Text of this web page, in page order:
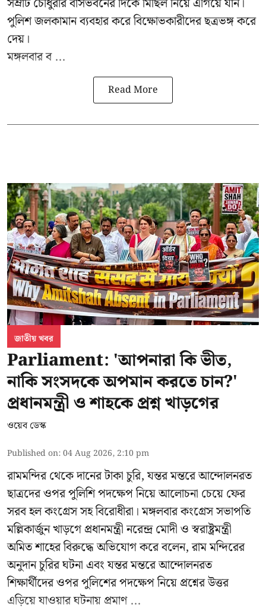
পুলিশ জলকামান ব্যবহার করে বিক্ষোভকারীদের ছত্রভঙ্গ করে
দেয়।
মঙ্গলবার ব ...
Read More
জাতীয় খবর
Parliament: 'আপনারা কি ভীত,
নাকি সংসদকে অপমান করতে চান?'
প্রধানমন্ত্রী ও শাহকে প্রশ্ন খাড়গের
ওয়েব ডেস্ক
Published on:04 Aug 2026, 2:10 pm
রামমন্দির থেকে দানের টাকা চুরি, যন্তর মন্তরে আন্দোলনরত
ছাত্রদের ওপর পুলিশি পদক্ষেপ নিয়ে আলোচনা চেয়ে ফের
সরব হল কংগ্রেস সহ বিরোধীরা। মঙ্গলবার কংগ্রেস সভাপতি
মল্লিকার্জুন খাড়গে প্রধানমন্ত্রী নরেন্দ্র মোদী ও স্বরাষ্ট্রমন্ত্রী
অমিত শাহের বিরুদ্ধে অভিযোগ করে বলেন, রাম মন্দিরের
অনুদান চুরির ঘটনা এবং যন্তর মন্তরে আন্দোলনরত
শিক্ষার্থীদের ওপর পুলিশের পদক্ষেপ নিয়ে প্রশ্নের উত্তর
এড়িয়ে যাওয়ার ঘটনায় প্রমাণ ...